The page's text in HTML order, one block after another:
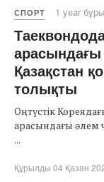
СПОРТ 1 year
Қазақстан
толықты
Оңтүстік
арасындағы әлем
...
Құрылды 04 Қазан